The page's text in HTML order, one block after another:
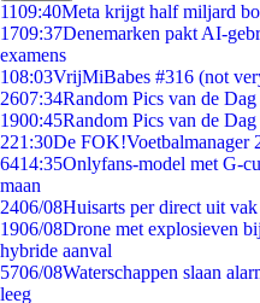
1109:40Meta krijgt half miljard
1709:37Denemarken pakt AI-
examens
108:03VrijMiBabes #316 (not
2607:34Random Pics van de
1900:45Random Pics van de
221:30De FOK!Voetbalmanager
6414:35Onlyfans-model met G-
maan
2406/08Huisarts per direct uit
1906/08Drone met explosieven
hybride aanval
5706/08Waterschappen slaan
leeg